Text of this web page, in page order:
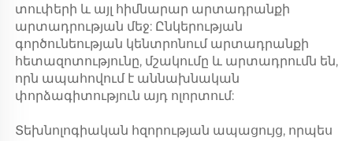
տուփերի և այլ հիմնարար արտադրանքի
արտադրության մեջ: Ընկերության
գործունեության կենտրոնում արտադրանքի
հետազոտությունը, մշակումը և արտադրումն են,
որն ապահովում է աննախնական
փորձագիտություն այդ ոլորտում:
Տեխնոլոգիական հզորության ապացույց, որպես